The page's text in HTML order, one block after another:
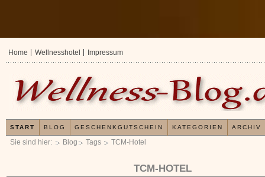
Sie sind hier: Blog Tags TCM-Hotel
TCM-HOTEL
Home Wellnesshotel Impressum
START BLOG GESCHENKGUTSCHEIN KATEGORIEN ARCHIV